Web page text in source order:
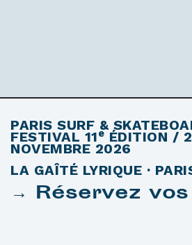
PARIS SURF &
FESTIVAL 11e ÉDITION /
NOVEMBRE 2026
LA GAÎTÉ LYRIQUE ·
→ Réservez